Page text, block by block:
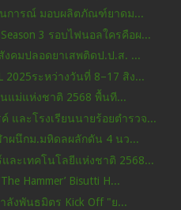
นการณ์ มอบผลิตภัณฑ์ยาดม...
3 รอบไฟนอลใครคือผ...
งคมปลอดยาเสพติดป.ป.ส. ...
2025ระหว่างวันที่ 8–17 สิง...
แม่แห่งชาติ 2568 พื้นที...
และโรงเรียนนายร้อยตำรวจ...
าผนึกม.มหิดลผลักดัน 4 นว...
ละเทคโนโลยีแห่งชาติ 2568...
Hammer’ Bisutti H...
ลังพันธมิตร Kick Off "ย...